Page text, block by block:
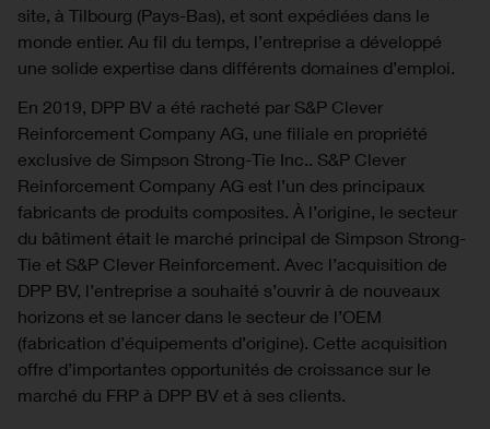
site, à Tilbourg (Pays-Bas), et sont expédiées dans le
monde entier. Au fil du temps, l’entreprise a développé
une solide expertise dans différents domaines d’emploi.
En 2019, DPP BV a été racheté par S&P Clever
Reinforcement Company AG, une filiale en propriété
exclusive de Simpson Strong-Tie Inc.. S&P Clever
Reinforcement Company AG est l’un des principaux
fabricants de produits composites. À l’origine, le secteur
du bâtiment était le marché principal de Simpson Strong-
Tie et S&P Clever Reinforcement. Avec l’acquisition de
DPP BV, l’entreprise a souhaité s’ouvrir à de nouveaux
horizons et se lancer dans le secteur de l’OEM
(fabrication d’équipements d’origine). Cette acquisition
offre d’importantes opportunités de croissance sur le
marché du FRP à DPP BV et à ses clients.